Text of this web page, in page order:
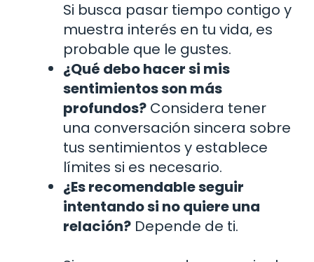
Si busca pasar tiempo contigo y
muestra interés en tu vida, es
probable que le gustes.
¿Qué debo hacer si mis
sentimientos son más
profundos? Considera tener
una conversación sincera sobre
tus sentimientos y establece
límites si es necesario.
¿Es recomendable seguir
intentando si no quiere una
relación? Depende de ti.